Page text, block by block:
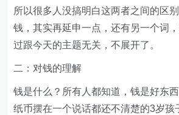
所以很多人没搞明白这两者之间的区
钱，其实再延申一点，还有另一个词，
过跟今天的主题无关，不展开了。
二：对钱的理解
钱是什么？所有人都知道，钱是好东
纸币摆在一个说话都还不清楚的3岁孩